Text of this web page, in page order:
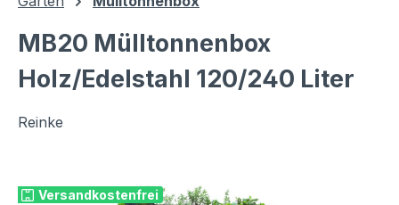
MB20 Mülltonnenbox
Holz/Edelstahl 120/240 Liter
Reinke
Versandkostenfrei